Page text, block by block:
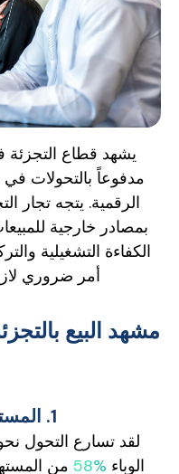
يشهد قطاع التجزئة
مدفوعاً بالتحولات
الرقمية. يتجه تجار
بمصادر خارجية
الكفاءة التشغيلية
أمر ضروري
1. المستهلكون يشترون عبر الإنترنت
لقد تسارع التحول
الوباء 58% من